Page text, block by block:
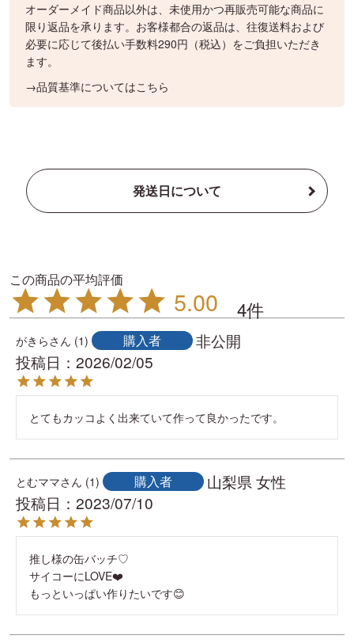
オーダーメイド商品以外は、未使用かつ再販売可能な商品に
限り返品を承ります。お客様都合の返品は、往復送料および
必要に応じて後払い手数料290円（税込）をご負担いただき
ます。
→品質基準についてはこちら
発送日について
5.00 4
がきら 1 購入者
非公開
投稿日
2026/02/05
とてもカッコよく出来ていて作って良かったです。
とむママ 1 購入者 山梨県 女性
投稿日
2023/07/10
推し様の缶バッチ♡
サイコーにLOVE❤️
もっといっぱい作りたいです😊